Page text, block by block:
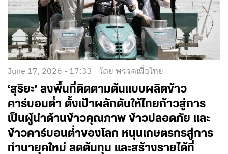
June 17, 2026 - 17:33 โดย พรรคเพื่อไทย
‘สุริยะ’ ลงพื้นที่ติดตามต้นแบบผลิตข้าว
คาร์บอนต่ำ ตั้งเป้าผลักดันให้ไทยก้าวสู่การ
เป็นผู้นำด้านข้าวคุณภาพ ข้าวปลอดภัย และ
ข้าวคาร์บอนต่ำของโลก หนุนเกษตรกรสู่การ
ทำนายุคใหม่ ลดต้นทุน และสร้างรายได้ที่